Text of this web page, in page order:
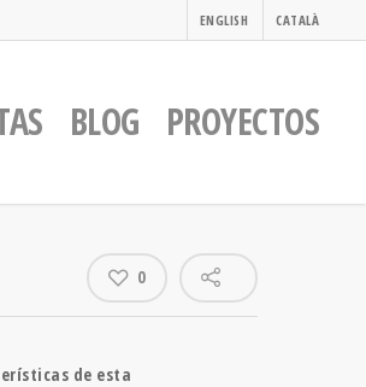
ENGLISH CATALÀ
BLOG PROYECTOS
0
de esta